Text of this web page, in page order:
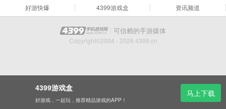
好游快爆
4399游戏盒 资讯频道
可信赖的手游媒体
Copyright©2004 - 2026 4399.cn
马上下载
4399游戏盒
好游戏，一起玩，推荐精品游戏的APP！